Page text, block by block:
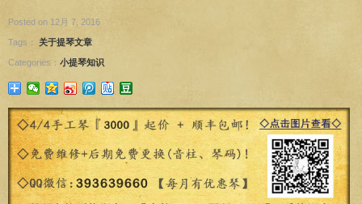
Posted on 12月 7, 2016
Tags： 关于提琴文章
Categories： 小提琴知识